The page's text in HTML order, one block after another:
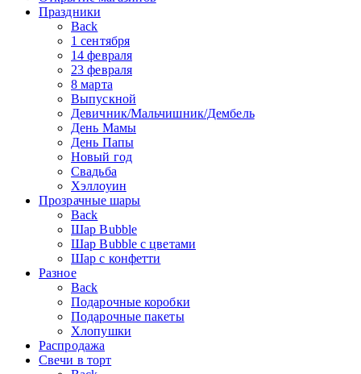
Праздники
Back
1 сентября
14 февраля
23 февраля
8 марта
Выпускной
Девичник/Мальчишник/Дембель
День Мамы
День Папы
Новый год
Свадьба
Хэллоуин
Прозрачные шары
Back
Шар Bubble
Шар Bubble с цветами
Шар с конфетти
Разное
Back
Подарочные коробки
Подарочные пакеты
Хлопушки
Распродажа
Свечи в торт